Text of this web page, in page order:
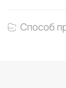
Способ